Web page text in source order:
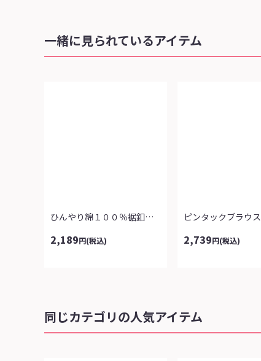
一緒に見られているアイテム
ひんやり綿１００％裾釦使いチュニック
2,189円(税込)
ピンタックブラウス
2,739円(税込)
同じカテゴリの人気アイテム